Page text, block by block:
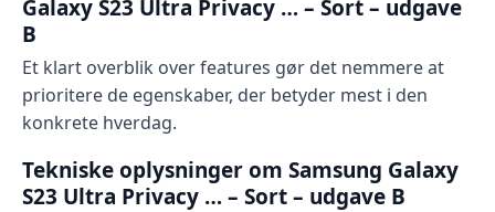
Galaxy S23 Ultra Privacy … – Sort – udgave
B
Et klart overblik over features gør det nemmere at
prioritere de egenskaber, der betyder mest i den
konkrete hverdag.
Tekniske oplysninger om Samsung Galaxy
S23 Ultra Privacy … – Sort – udgave B